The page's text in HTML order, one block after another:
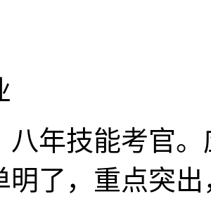
八年技能考官
明了，重点突